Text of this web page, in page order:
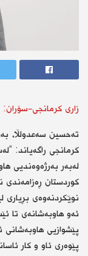
زاری كرمانجی-سۆران:
تەحسین سەعدولڵا،
كرمانجی راگەیاند:
لەبەر بەرژەوەندیی
كوردستان ڕەزامەندی
نوێكردنەوەی
ئەو هاوبەشانەی تا
پێشوازیی هاوبەشانی
پێوەری ئاو و كار